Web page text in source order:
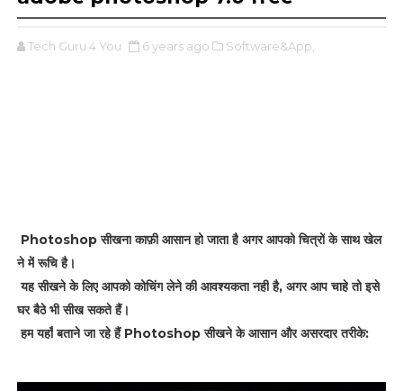
Tech Guru 4 You 6 years ago Software&App,
Photoshop सीखना काफ़ी आसान हो जाता है अगर आपको चित्रों के साथ खेल
ने में रूचि है।
यह सीखने के लिए आपको कोचिंग लेने की आवश्यकता नहीं है, अगर आप चाहे तो इसे
घर बैठे भी सीख सकते हैं।
हम यहाँ बताने जा रहे हैंPhotoshopसीखने के आसान और असरदार तरीके: